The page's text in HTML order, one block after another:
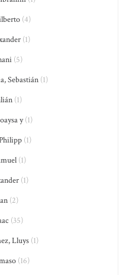
(4)
(1)
(5)
Sebastián(1)
(1)
y(1)
(1)
(1)
(1)
(2)
(35)
Lluys(1)
(16)